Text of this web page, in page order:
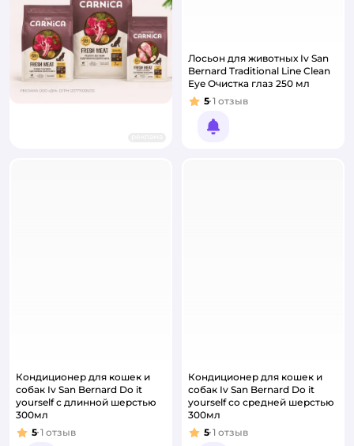
Лосьон для животных Iv San
Bernard Traditional Line Clean
Eye Очистка глаз 250 мл
Рейтинг:
5 1 отзыв
Уведомить о появлении
Кондиционер для кошек и
собак Iv San Bernard Do it
yourself с длинной шерстью
300мл
Рейтинг:
5 1 отзыв
Кондиционер для кошек и
собак Iv San Bernard Do it
yourself со средней шерстью
300мл
Рейтинг:
5 1 отзыв